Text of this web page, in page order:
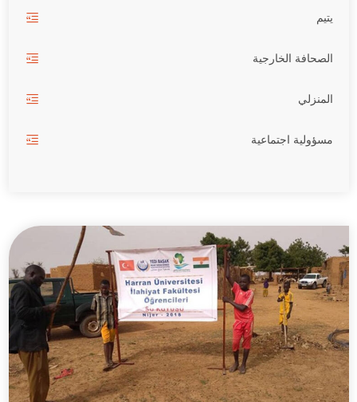
يتيم
الصحافة الخارجية
المنزلي
مسؤولية اجتماعية